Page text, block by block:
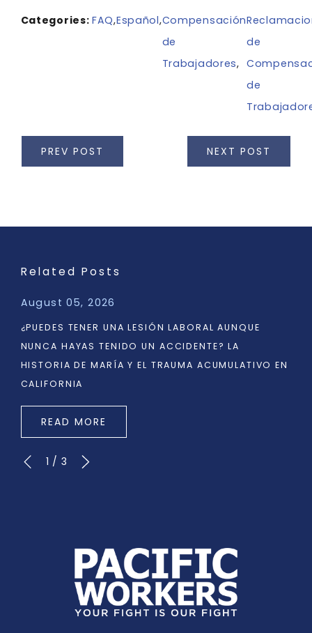
Categories:FAQ,Español,Compensación
de
Trabajadores,
de
de
PREV POST NEXT POST
Related Posts
August 05, 2026
¿PUEDES TENER UNA LESIÓN LABORAL AUNQUE
NUNCA HAYAS TENIDO UN ACCIDENTE? LA
HISTORIA DE MARÍA Y EL TRAUMA ACUMULATIVO EN
CALIFORNIA
READ MORE
1 / 3